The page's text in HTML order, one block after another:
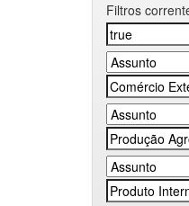
Filtros